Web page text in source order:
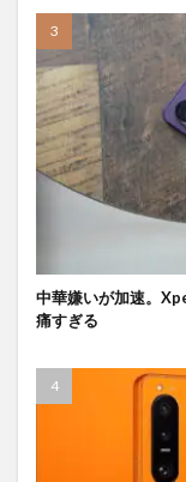
中華嫌いが加速。
痛すぎる